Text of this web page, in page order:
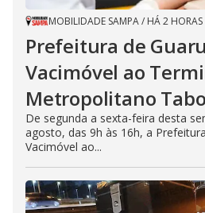
MOBILIDADE SAMPA/ HÁ 2 HORAS
Prefeitura de
Vacimóvel ao
Metropolitano
De segunda a sexta-feira desta
agosto, das 9h às 16h, a
Vacimóvel ao...